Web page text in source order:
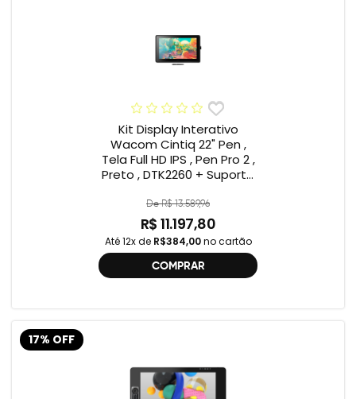
Kit Display Interativo
Wacom Cintiq 22" Pen ,
Tela Full HD IPS , Pen Pro 2 ,
Preto , DTK2260 + Suporte
Compatível Cintiq 22"
De R$ 13.589,96
R$ 11.197,80
Até 12x de R$384,00no cartão
COMPRAR
17% OFF